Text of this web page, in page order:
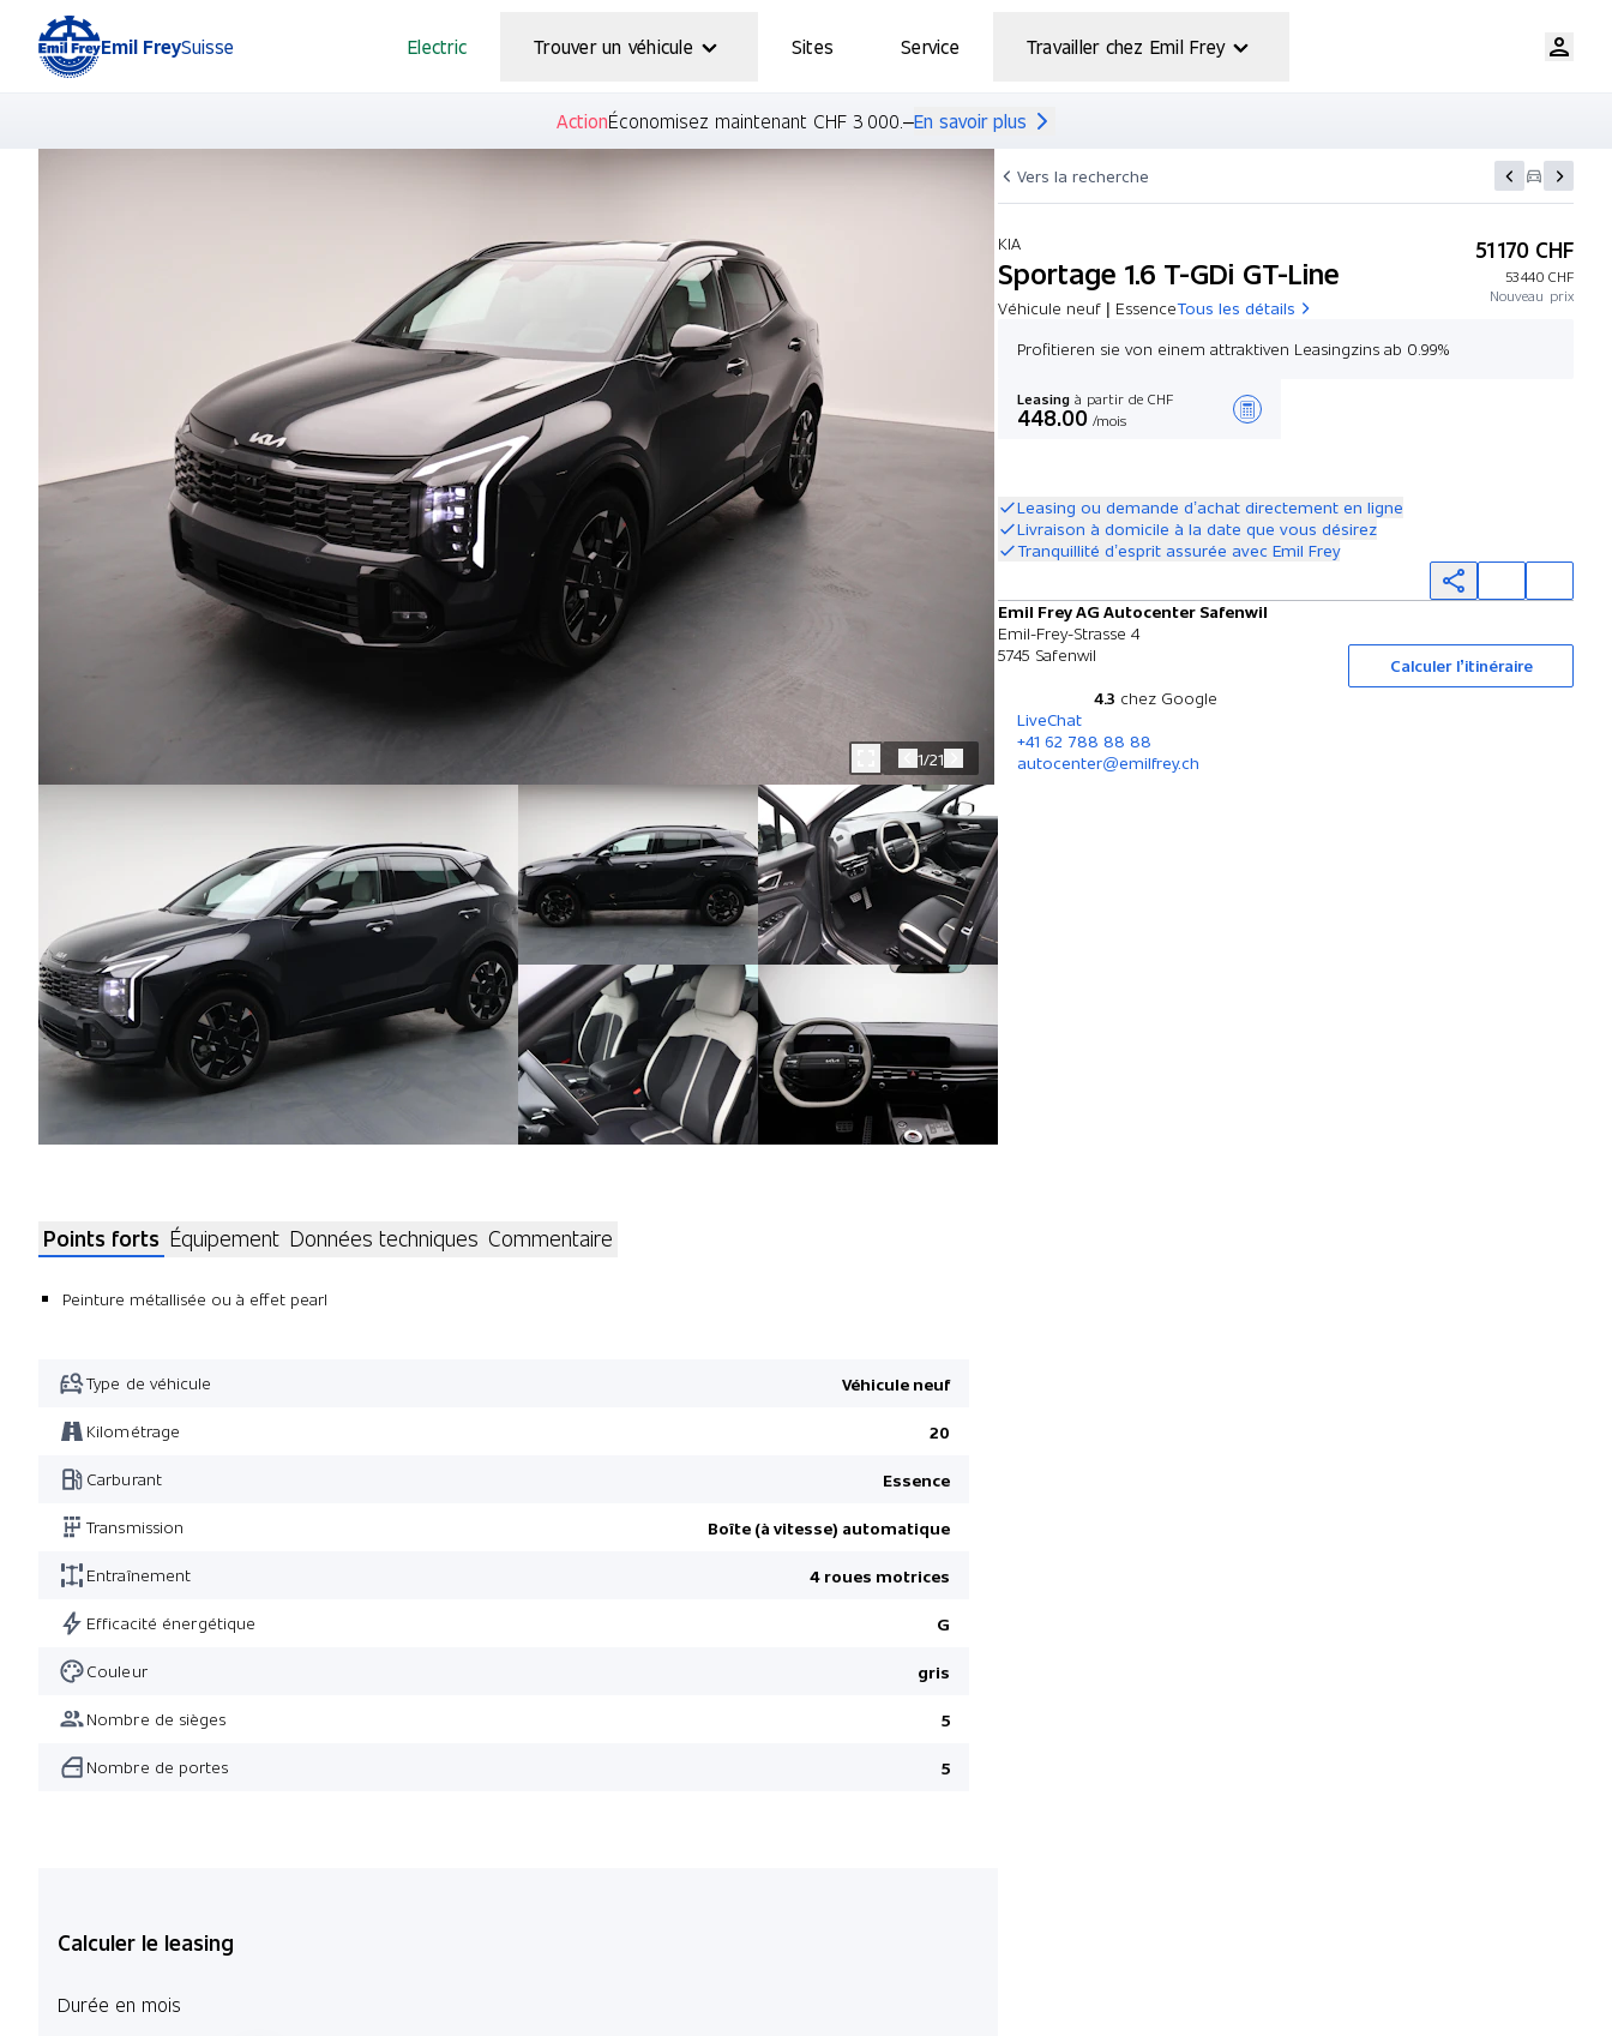
Emil FreySuisse Electric Trouver un véhicule Sites Service Travailler chez Emil Frey
ActionÉconomisez maintenant CHF 3 000.–En savoir plus
Vers la recherche
KIA
Sportage 1.6 T-GDi GT-Line
Véhicule neuf | EssenceTous les détails
51 170 CHF
53 440 CHF
Nouveau prix
Profitieren sie von einem attraktiven Leasingzins ab 0.99%
Leasing à partir de CHF
448.00 /mois
Leasing ou demande d’achat directement en ligne
Livraison à domicile à la date que vous désirez
Tranquillité d’esprit assurée avec Emil Frey
Emil Frey AG Autocenter Safenwil
Emil-Frey-Strasse 4
5745 Safenwil
Calculer l’itinéraire
4.3 chez Google
LiveChat
+41 62 788 88 88
autocenter@emilfrey.ch
1/21
Points forts Équipement Données techniques Commentaire
Peinture métallisée ou à effet pearl
Type de véhicule Véhicule neuf
Kilométrage 20
Carburant Essence
Transmission Boîte (à vitesse) automatique
Entraînement 4 roues motrices
Efficacité énergétique G
Couleur gris
Nombre de sièges 5
Nombre de portes 5
Calculer le leasing
Durée en mois